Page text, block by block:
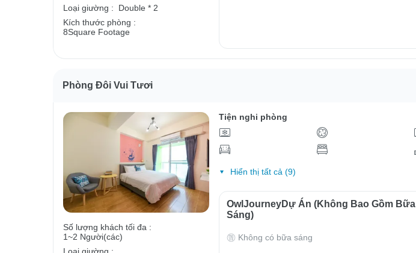
Loại giường :
Double * 2
Kích thước phòng :
8Square Footage
Phòng Đôi Vui Tươi
Số lượng khách tối đa :
1~2 Người(các)
Tiện nghi phòng
Hiển thị tất cả (9)
OwlJourneyDự Án (Không Bao Gồm Bữa
Sáng)
Không có bữa sáng